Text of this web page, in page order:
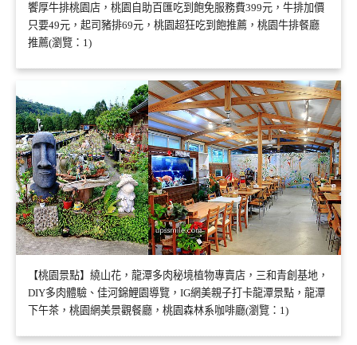
饗厚牛排桃園店，桃園自助百匯吃到飽免服務費399元，牛排加價
只要49元，起司豬排69元，桃園超狂吃到飽推薦，桃園牛排餐廳
推薦(瀏覽：1)
【桃園景點】繞山花，龍潭多肉秘境植物專賣店，三和青創基地，
DIY多肉體驗、佳河錦鯉園導覽，IG網美親子打卡龍潭景點，龍潭
下午茶，桃園網美景觀餐廳，桃園森林系咖啡廳(瀏覽：1)